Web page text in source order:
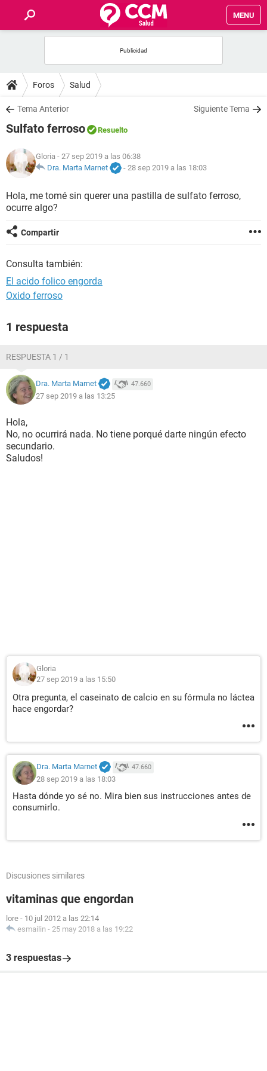
MENU
FOROS
SALUD
NUTRICIÓN
BIENESTAR
SEXUALIDAD
GLOSARIO
Foros Salud
Tema Anterior Siguiente Tema
Sulfato ferroso Resuelto
Gloria - 27 sep 2019 a las 06:38
Dra. Marta Marnet
- 28 sep 2019 a las 18:03
Hola, me tomé sin querer una pastilla de sulfato ferroso,
ocurre algo?
Compartir
Consulta también:
El acido folico engorda
Oxido ferroso
1 respuesta
RESPUESTA 1 / 1
Dra. Marta Marnet 47.660
27 sep 2019 a las 13:25
Hola,
No, no ocurrirá nada. No tiene porqué darte ningún efecto
secundario.
Saludos!
Gloria
27 sep 2019 a las 15:50
Otra pregunta, el caseinato de calcio en su fórmula no láctea
hace engordar?
Dra. Marta Marnet 47.660
28 sep 2019 a las 18:03
Hasta dónde yo sé no. Mira bien sus instrucciones antes de
consumirlo.
Discusiones similares
vitaminas que engordan
lore - 10 jul 2012 a las 22:14
esmailin - 25 may 2018 a las 19:22
3 respuestas